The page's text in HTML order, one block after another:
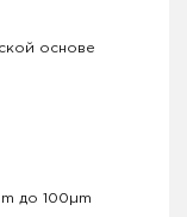
основе
до 100µm